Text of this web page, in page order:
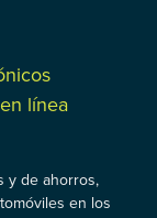
línea
y de ahorros,
en los